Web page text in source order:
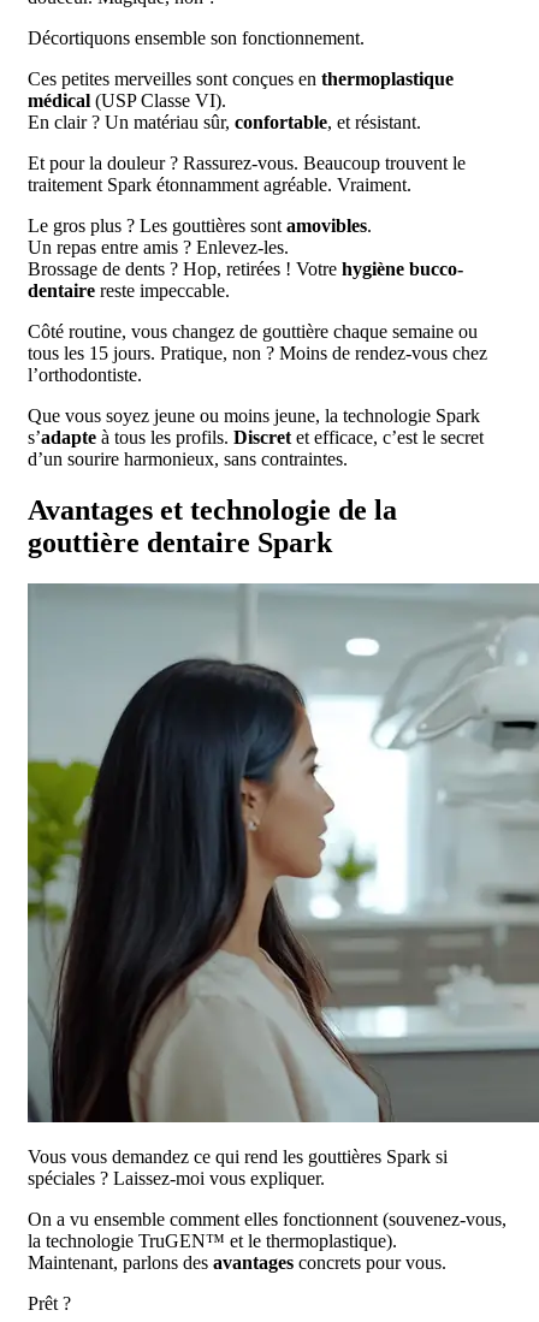
Décortiquons ensemble son fonctionnement.
Ces petites merveilles sont conçues en thermoplastique
médical (USP Classe VI).
En clair ? Un matériau sûr, confortable, et résistant.
Et pour la douleur ? Rassurez-vous. Beaucoup trouvent le
traitement Spark étonnamment agréable. Vraiment.
Le gros plus ? Les gouttières sontamovibles.
Un repas entre amis ? Enlevez-les.
Brossage de dents ? Hop, retirées ! Votre hygiène bucco-
dentaire reste impeccable.
Côté routine, vous changez de gouttière chaque semaine ou
tous les 15 jours. Pratique, non ? Moins de rendez-vous chez
l’orthodontiste.
Que vous soyez jeune ou moins jeune, la technologie Spark
s’adapte à tous les profils. Discretet efficace, c’est le secret
d’un sourire harmonieux, sans contraintes.
Avantages et technologie de la
gouttière dentaire Spark
Vous vous demandez ce qui rend les gouttières Spark si
spéciales ? Laissez-moi vous expliquer.
On a vu ensemble comment elles fonctionnent (souvenez-vous,
la technologie TruGEN™ et le thermoplastique).
Maintenant, parlons des avantages concrets pour vous.
Prêt ?